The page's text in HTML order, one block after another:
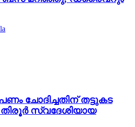
ചോദിച്ചതിന് തട്ടുകട
സ്വദേശിയായ